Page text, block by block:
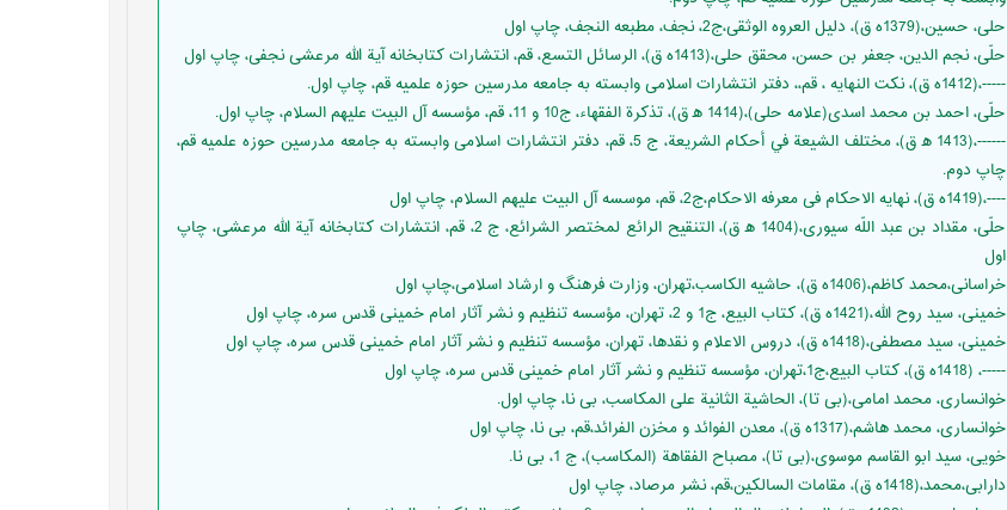
حلی، حسین،(1379ه ق)، دلیل العروه الوثقی،ج2، نجف، مطبعه النجف، چاپ اول
حلّى، نجم الدين، جعفر بن حسن‌، محقق حلی،(1413ه ق)، الرسائل التسع، قم، انتشارات كتابخانه آية الله مرعشى نجفى، چاپ اول
-----،(1412ه ق)، نکت النهایه ، قم،، دفتر انتشارات اسلامى وابسته به جامعه مدرسين حوزه علميه قم، چاپ اول.
حلّى، احمد بن محمد اسدى(علامه حلی)،(1414 ه‍ ق)، تذكرة الفقهاء، ج10 و 11، قم، مؤسسه آل البيت عليهم السلام، چاپ اول.
------،(1413 ه‍ ق)، مختلف الشيعة في أحكام الشريعة، ج 5، قم، دفتر انتشارات اسلامى وابسته به جامعه مدرسين حوزه علميه قم،
چاپ دوم.
----،(1419ه ق)، نهایه الاحکام فی معرفه الاحکام،ج2، قم، موسسه آل البیت علیهم السلام، چاپ اول
حلّى، مقداد بن عبد اللّه سيورى،(1404 ه‍ ق)، التنقيح الرائع لمختصر الشرائع، ج 2، قم، انتشارات كتابخانه آية الله مرعشى، چاپ
اول
خراسانی،محمد کاظم،(1406ه ق)، حاشیه الکاسب،تهران، وزارت فرهنگ و ارشاد اسلامی،چاپ اول
خمینی، سید روح الله،(1421ه ق)، کتاب البیع، ج1 و 2، تهران، مؤسسه تنظيم و نشر آثار امام خمينى قدس سره، چاپ اول
خمینی، سید مصطفی،(1418ه ق)، دروس الاعلام و نقدها، تهران، مؤسسه تنظيم و نشر آثار امام خمينى قدس سره، چاپ اول
-----، (1418ه ق)، کتاب البیع،ج1،تهران، مؤسسه تنظيم و نشر آثار امام خمينى قدس سره، چاپ اول
خوانسارى، محمد امامى،(بی تا)، الحاشية الثانية على المكاسب، بی نا، چاپ اول.
خوانساری، محمد هاشم،(1317ه ق)، معدن الفوائد و مخزن الفرائد،قم، بی نا، چاپ اول
خويى، سيد ابو القاسم موسوى،(بی تا)، مصباح الفقاهة (المكاسب)، ج 1، بی نا.
دارابی،محمد،(1418ه ق)، مقامات السالکین،قم، نشر مرصاد، چاپ اول